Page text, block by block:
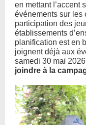
en mettant l’accent
événements sur les
participation des
établissements
planification est en
joignent déjà aux
samedi 30 mai
joindre à la